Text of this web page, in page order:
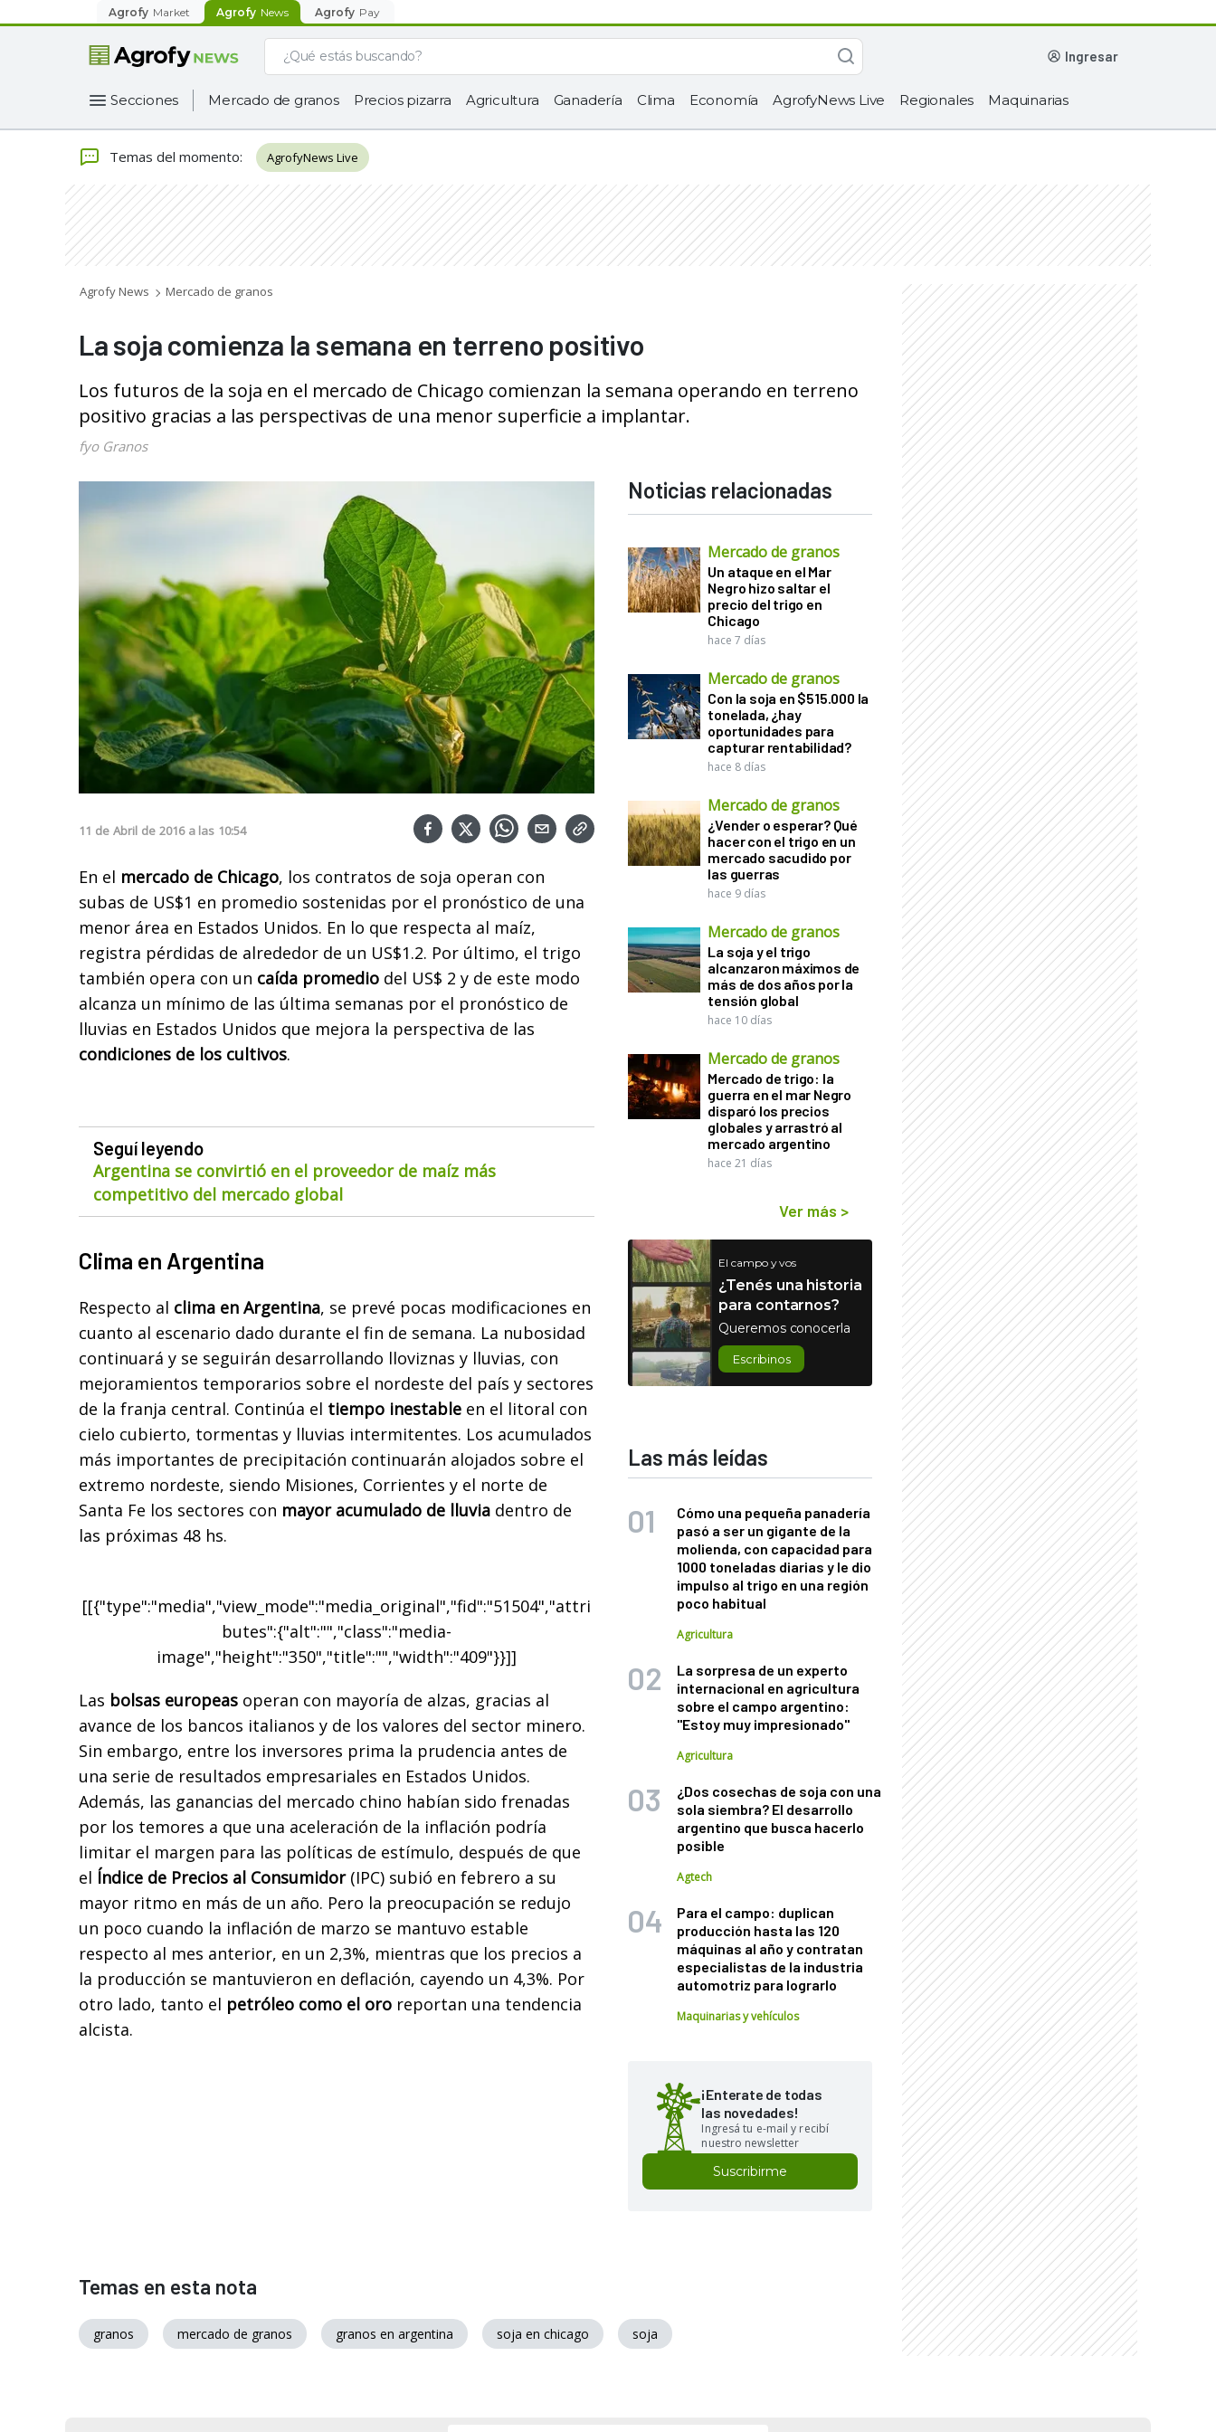
Agrofy Market Agrofy News Agrofy Pay
ingresar
Secciones Mercado de granos Precios pizarra Agricultura Ganadería Clima Economía AgrofyNews Live Regionales Maquinarias
Temas del momento: AgrofyNews Live
Agrofy News Mercado de granos
La soja comienza la semana en terreno positivo
Los futuros de la soja en el mercado de Chicago comienzan la semana operando en terreno
positivo gracias a las perspectivas de una menor superficie a implantar.
fyo Granos
11 de Abril de 2016 a las 10:54
En el mercado de Chicago, los contratos de soja operan con
subas de US$1 en promedio sostenidas por el pronóstico de una
menor área en Estados Unidos. En lo que respecta al maíz,
registra pérdidas de alrededor de un US$1.2. Por último, el trigo
también opera con un caída promedio del US$ 2 y de este modo
alcanza un mínimo de las última semanas por el pronóstico de
lluvias en Estados Unidos que mejora la perspectiva de las
condiciones de los cultivos.
Seguí leyendo
Argentina se convirtió en el proveedor de maíz más
competitivo del mercado global
Clima en Argentina
Respecto al clima en Argentina, se prevé pocas modificaciones en
cuanto al escenario dado durante el fin de semana. La nubosidad
continuará y se seguirán desarrollando lloviznas y lluvias, con
mejoramientos temporarios sobre el nordeste del país y sectores
de la franja central. Continúa el tiempo inestable en el litoral con
cielo cubierto, tormentas y lluvias intermitentes. Los acumulados
más importantes de precipitación continuarán alojados sobre el
extremo nordeste, siendo Misiones, Corrientes y el norte de
Santa Fe los sectores con mayor acumulado de lluvia dentro de
las próximas 48 hs.
[[{"type":"media","view_mode":"media_original","fid":"51504","attri
butes":{"alt":"","class":"media-
image","height":"350","title":"","width":"409"}}]]
Las bolsas europeas operan con mayoría de alzas, gracias al
avance de los bancos italianos y de los valores del sector minero.
Sin embargo, entre los inversores prima la prudencia antes de
una serie de resultados empresariales en Estados Unidos.
Además, las ganancias del mercado chino habían sido frenadas
por los temores a que una aceleración de la inflación podría
limitar el margen para las políticas de estímulo, después de que
el Índice de Precios al Consumidor(IPC) subió en febrero a su
mayor ritmo en más de un año. Pero la preocupación se redujo
un poco cuando la inflación de marzo se mantuvo estable
respecto al mes anterior, en un 2,3%, mientras que los precios a
la producción se mantuvieron en deflación, cayendo un 4,3%. Por
otro lado, tanto el petróleo como el oro reportan una tendencia
alcista.
Noticias relacionadas
Mercado de granos
Un ataque en el Mar
Negro hizo saltar el
precio del trigo en
Chicago
hace 7 días
Mercado de granos
Con la soja en $515.000 la
tonelada, ¿hay
oportunidades para
capturar rentabilidad?
hace 8 días
Mercado de granos
¿Vender o esperar? Qué
hacer con el trigo en un
mercado sacudido por
las guerras
hace 9 días
Mercado de granos
La soja y el trigo
alcanzaron máximos de
más de dos años por la
tensión global
hace 10 días
Mercado de granos
Mercado de trigo: la
guerra en el mar Negro
disparó los precios
globales y arrastró al
mercado argentino
hace 21 días
Ver más >
El campo y vos
¿Tenés una historia
para contarnos?
Queremos conocerla
Escribinos
Las más leídas
Cómo una pequeña panadería
pasó a ser un gigante de la
molienda, con capacidad para
1000 toneladas diarias y le dio
impulso al trigo en una región
poco habitual
Agricultura
La sorpresa de un experto
internacional en agricultura
sobre el campo argentino:
"Estoy muy impresionado"
Agricultura
¿Dos cosechas de soja con una
sola siembra? El desarrollo
argentino que busca hacerlo
posible
Agtech
Para el campo: duplican
producción hasta las 120
máquinas al año y contratan
especialistas de la industria
automotriz para lograrlo
Maquinarias y vehículos
¡Enterate de todas
las novedades!
Ingresá tu e-mail y recibí
nuestro newsletter
Suscribirme
Temas en esta nota
granos mercado de granos granos en argentina soja en chicago soja